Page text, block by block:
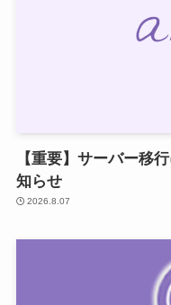
【重要】サーバー移
知らせ
2026.8.07